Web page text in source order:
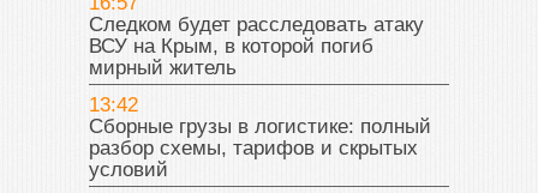
Следком будет расследовать атаку
ВСУ на Крым, в которой погиб
мирный житель
13:42
Сборные грузы в логистике: полный
разбор схемы, тарифов и скрытых
условий